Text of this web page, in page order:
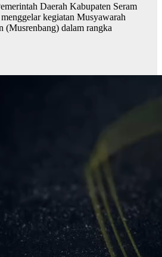
Daerah Kabupaten Seram
kegiatan Musyawarah
(Musrenbang) dalam rangka